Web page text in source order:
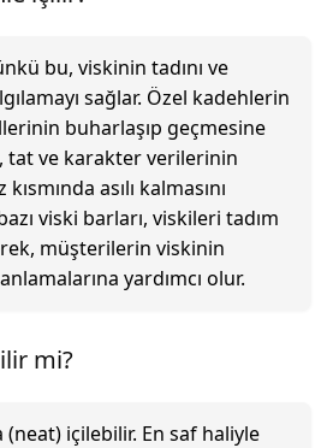
bu, viskinin tadını ve
sağlar. Özel kadehlerin
buharlaşıp geçmesine
tat ve karakter verilerinin
asılı kalmasını
viski barları, viskileri tadım
müşterilerin viskinin
yardımcı olur.
mi?
(neat) içilebilir. En saf haliyle